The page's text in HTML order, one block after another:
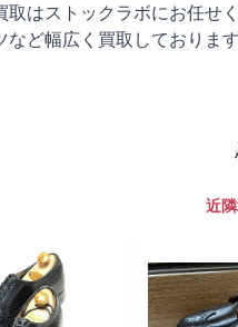
取はストックラボにお任せ
など幅広く買取しておりま
近